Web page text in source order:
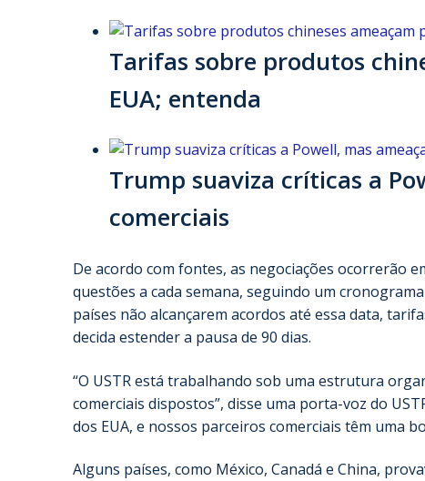
Tarifas sobre produtos
EUA; entenda
Trump suaviza críticas a
comerciais
De acordo com fontes, as negociações ocorrerão
questões a cada semana, seguindo um
países não alcançarem acordos até essa data,
decida estender a pausa de 90 dias.
“O USTR está trabalhando sob uma estrutura
comerciais dispostos”, disse uma porta-voz do
dos EUA, e nossos parceiros comerciais têm uma
Alguns países, como México, Canadá e China,